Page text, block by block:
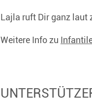
Lajla ruft Dir ganz laut
Weitere Info zu